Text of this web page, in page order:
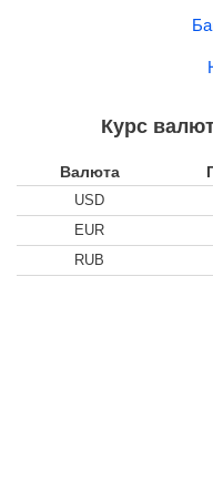
Курс
Валюта
USD
EUR
RUB